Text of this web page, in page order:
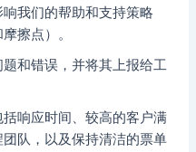
我们的帮助和支持策略
擦点）。
和错误，并将其上报给工
响应时间、较高的客户满
队，以及保持清洁的票单